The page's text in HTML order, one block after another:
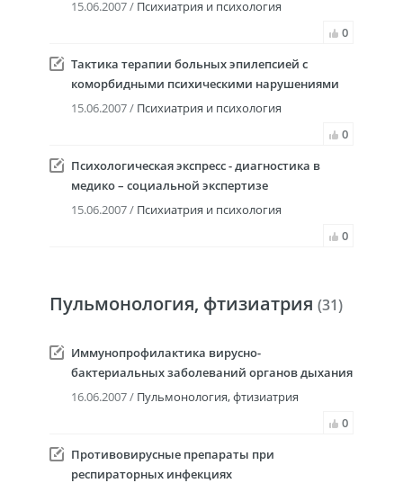
15.06.2007 / Психиатрия и психология
0
Тактика терапии больных эпилепсией с
коморбидными психическими нарушениями
15.06.2007 / Психиатрия и психология
0
Психологическая экспресс - диагностика в
медико – социальной экспертизе
15.06.2007 / Психиатрия и психология
0
Пульмонология, фтизиатрия (31)
Иммунопрофилактика вирусно-
бактериальных заболеваний органов дыхания
16.06.2007 / Пульмонология, фтизиатрия
0
Противовирусные препараты при
респираторных инфекциях